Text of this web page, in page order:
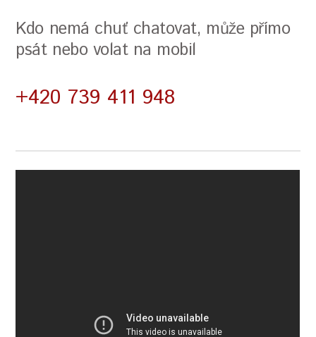
Kdo nemá chuť chatovat, může přímo
psát nebo volat na mobil
+420 739 411 948